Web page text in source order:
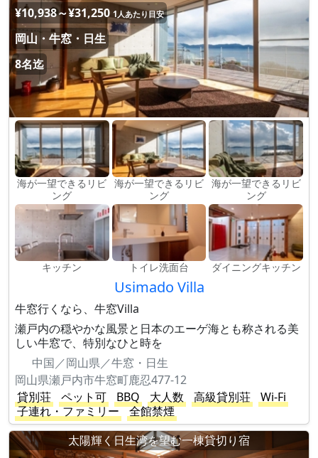
¥10,938～¥31,250 1人あたり目安
岡山・牛窓・日生
8名迄
海が一望できるリビ
ング
海が一望できるリビ
ング
海が一望できるリビ
ング
キッチン トイレ洗面台 ダイニングキッチン
Usimado Villa
牛窓行くなら、牛窓Villa
瀬戸内の穏やかな風景と日本のエーゲ海とも称される美
しい牛窓で、特別なひと時を
中国／岡山県／牛窓・日生
岡山県瀬戸内市牛窓町鹿忍477-12
貸別荘
ペット可 BBQ 大人数 高級貸別荘
Wi-Fi
子連れ・ファミリー
全館禁煙
太陽輝く日生湾を望む一棟貸切り宿